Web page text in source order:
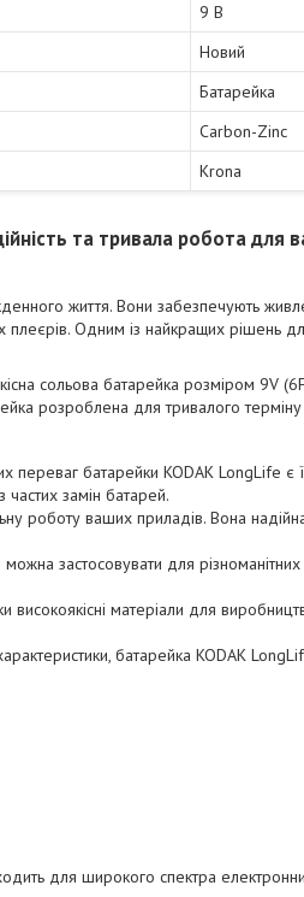
9 В
Новий
Батарейка
Carbon-Zinc
Krona
та тривала робота для
життя. Вони забезпечують
Одним із найкращих рішень
сольова батарейка розміром 9V
розроблена для тривалого
переваг батарейки KODAK LongLife є
замін батарей.
роботу ваших приладів. Вона
застосовувати для різноманітних
високоякісні матеріали для
батарейка KODAK
для широкого спектра